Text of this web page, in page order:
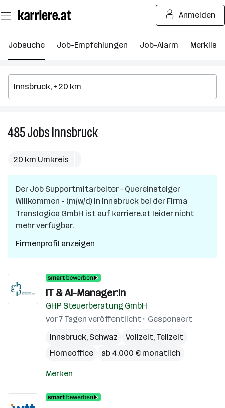
Seiteninhalt
springen
Anmelden
Jobsuche Job-Empfehlungen Job-Alarm Merkliste
485JobsInnsbruck485
20 km Umkreis
Der Job Supportmitarbeiter – Quereinsteiger
Willkommen - (m/w/d) in Innsbruck bei der Firma
Translogica GmbH ist auf karriere.at leider nicht
mehr verfügbar.
Firmenprofil anzeigen
IT & AI-Manager:in
GHP Steuerberatung GmbH
vor 7 Tagen veröffentlicht
Gesponsert
Innsbruck, Schwaz
Vollzeit, Teilzeit
Homeoffice
ab 4.000 € monatlich
Merken